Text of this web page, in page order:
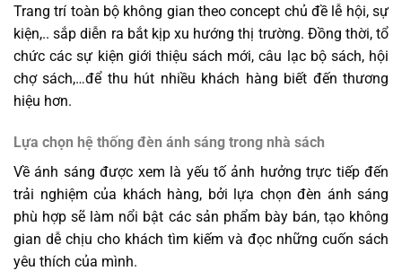
Trang trí toàn bộ không gian theo concept chủ đề lễ hội, sự
kiện,.. sắp diễn ra bắt kịp xu hướng thị trường. Đồng thời, tổ
chức các sự kiện giới thiệu sách mới, câu lạc bộ sách, hội
chợ sách,…để thu hút nhiều khách hàng biết đến thương
hiệu hơn.
Lựa chọn hệ thống đèn ánh sáng trong nhà sách
Về ánh sáng được xem là yếu tố ảnh hưởng trực tiếp đến
trải nghiệm của khách hàng, bởi lựa chọn đèn ánh sáng
phù hợp sẽ làm nổi bật các sản phẩm bày bán, tạo không
gian dễ chịu cho khách tìm kiếm và đọc những cuốn sách
yêu thích của mình.